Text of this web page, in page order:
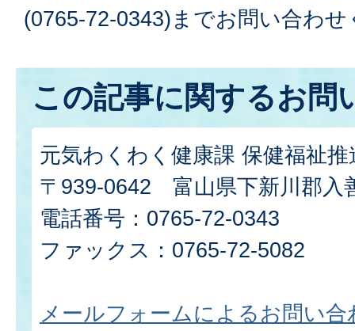
(0765-72-0343)までお問い合わ
この記事に関するお問
元気わくわく健康課 保健福祉推
〒939-0642 富山県下新川郡入
電話番号：0765-72-0343
ファックス：0765-72-5082
メールフォームによるお問い合